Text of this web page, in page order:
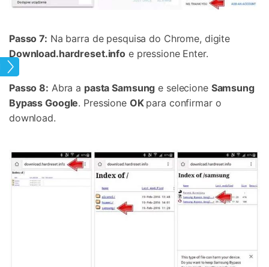
Passo 7: Na barra de pesquisa do Chrome, digite
Download.hardreset.info e pressione Enter.
Passo 8: Abra a pasta Samsung e selecione Samsung
Bypass Google. Pressione OK para confirmar o
download.